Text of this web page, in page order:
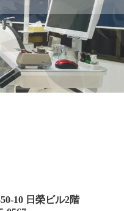
10 日榮ビル2階